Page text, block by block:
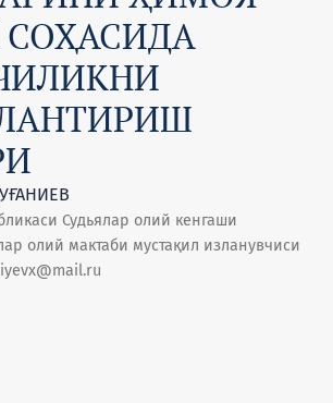
Судьялар олий кенгаши
олий мактаби мустақил изланувчиси